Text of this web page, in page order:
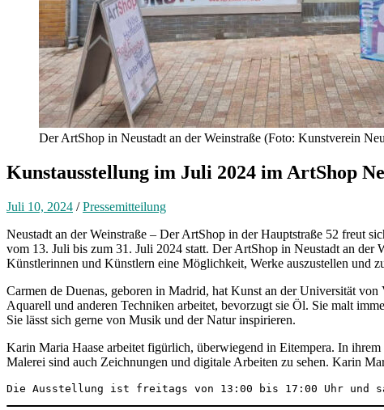
Der ArtShop in Neustadt an der Weinstraße (Foto: Kunstverein
Kunstausstellung im Juli 2024 im ArtShop
Juli 10, 2024 /Pressemitteilung
Neustadt an der Weinstraße – Der ArtShop in der Hauptstraße 52 freut
vom 13. Juli bis zum 31. Juli 2024 statt. Der ArtShop in Neustadt an der
Künstlerinnen und Künstlern eine Möglichkeit, Werke auszustellen und
Carmen de Duenas, geboren in Madrid, hat Kunst an der Universität
Aquarell und anderen Techniken arbeitet, bevorzugt sie Öl. Sie malt
Sie lässt sich gerne von Musik und der Natur inspirieren.
Karin Maria Haase arbeitet figürlich, überwiegend in Eitempera. In
Malerei sind auch Zeichnungen und digitale Arbeiten zu sehen. Karin
Die Ausstellung ist freitags von 13:00 bis 17:00 Uhr und